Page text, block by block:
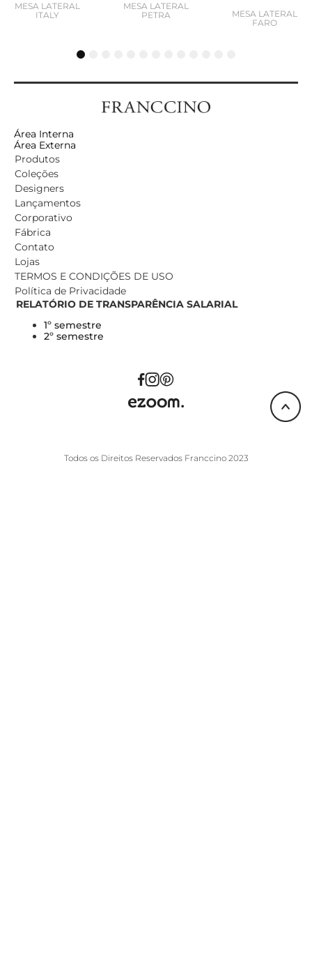
MESA LATERAL
ITALY
MESA LATERAL
PETRA
MESA LATERAL
FARO
4
Área Interna
Área Externa
Produtos
Coleções
Designers
Lançamentos
Corporativo
Fábrica
Contato
Lojas
TERMOS E CONDIÇÕES DE USO
Política de Privacidade
RELATÓRIO DE TRANSPARÊNCIA SALARIAL
1º semestre
2º semestre
Todos os Direitos Reservados Franccino 2023